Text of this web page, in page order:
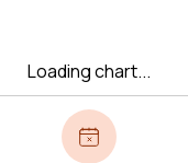
Loading chart...